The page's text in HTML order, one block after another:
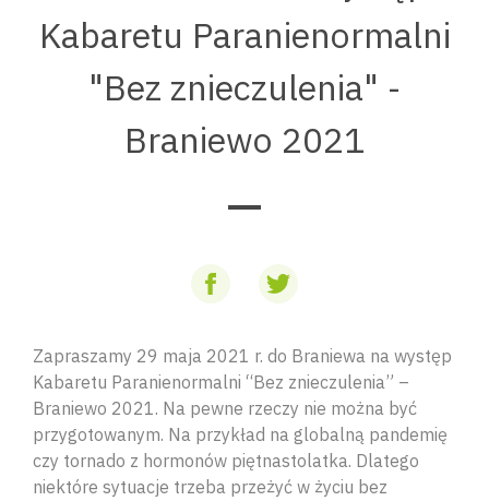
Kabaretu Paranienormalni
"Bez znieczulenia" -
Braniewo 2021
Zapraszamy 29 maja 2021 r. do Braniewa na występ
Kabaretu Paranienormalni “Bez znieczulenia” –
Braniewo 2021. Na pewne rzeczy nie można być
przygotowanym. Na przykład na globalną pandemię
czy tornado z hormonów piętnastolatka. Dlatego
niektóre sytuacje trzeba przeżyć w życiu bez